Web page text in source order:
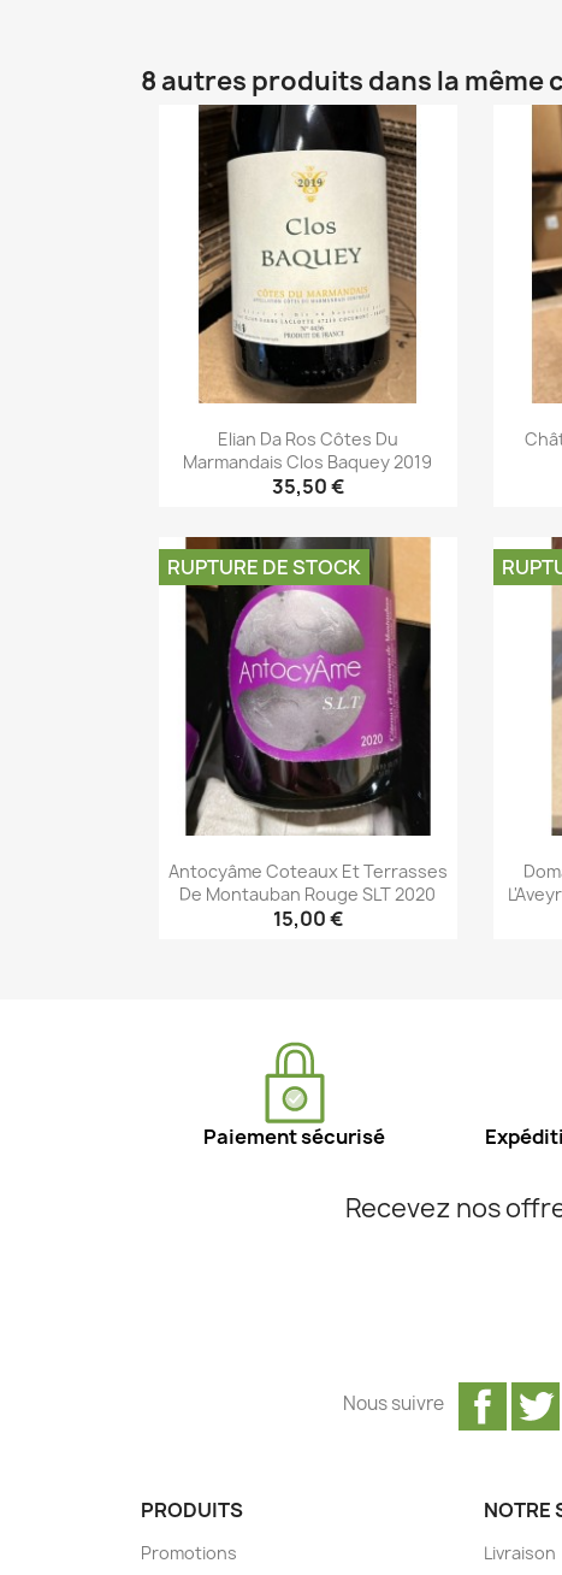
8 autres produits dans la même
Elian Da Ros Côtes Du
Marmandais Clos Baquey 2019
35,50 €
Aperçu rapide
Antocyâme Coteaux Et Terrasses
De Montauban Rouge SLT 2020
15,00 €
RUPTURE DE STOCK
Paiement sécurisé
Recevez nos
Nous suivre
PRODUITS
Promotions
NOTRE
Livraison